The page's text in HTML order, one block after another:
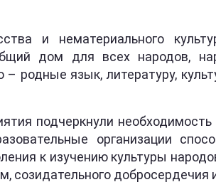
и нематериального
дом для всех народов,
родные язык, литературу,
подчеркнули
организации
к изучению культуры
созидательного добросердечия